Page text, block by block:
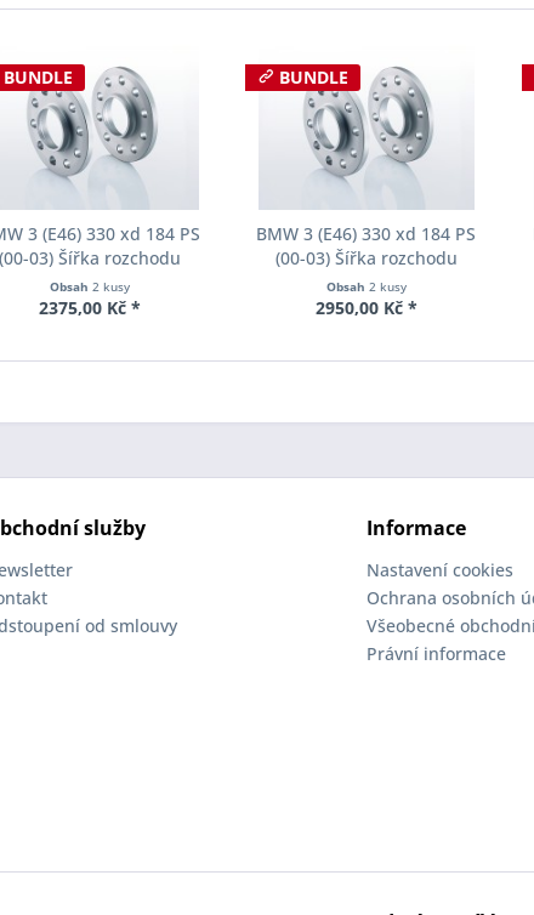
BUNDLE
3 (E46) 330 xd 184 PS
(00-03) Šířka rozchodu
Pro-Spacer S90-2-10-
System2 Tloušťka 10mm
Obsah2 kusy
2375,00 Kč *
BUNDLE
BMW 3 (E46) 330 xd 184 PS
(00-03) Šířka rozchodu
Eibach Pro-Spacer S90-2-12-
002 System2 Tloušťka 12mm
Obsah 2 kusy
2950,00 Kč *
služby
od smlouvy
Informace
Nastavení cookies
Ochrana osobních
Všeobecné
Právní informace